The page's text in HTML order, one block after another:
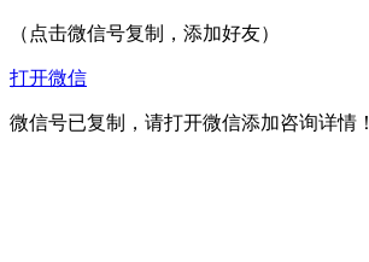
（点击微信号复制，添加好友）
打开微信
微信号已复制，请打开微信添加咨询详情！